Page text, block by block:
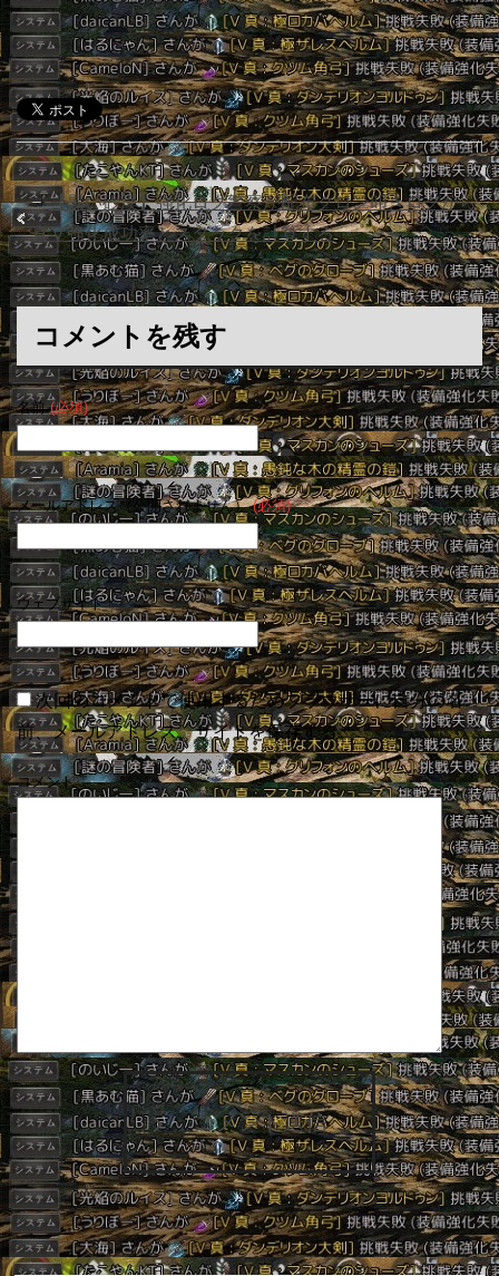
「【黒い砂漠】強化ログ警察が配布クロン叩きログから
真Ⅴ強化成功率とスタックを計算する」
コメントを残す
名前(必須)
メールアドレス（公開されません）(必須)
ウェブサイト
次回のコメントで使用するためブラウザーに自分の名
前、メールアドレス、サイトを保存する。
コメント
コメント送信